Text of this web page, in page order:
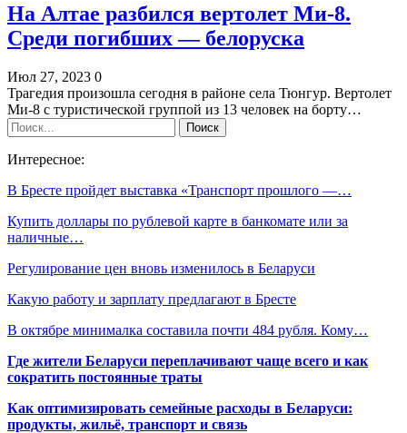
На Алтае разбился вертолет Ми-8.
Среди погибших — белоруска
Июл 27, 2023 0
Трагедия произошла сегодня в районе села Тюнгур. Вертолет
Ми-8 с туристической группой из 13 человек на борту…
Интересное:
В Бресте пройдет выставка «Транспорт прошлого —…
Купить доллары по рублевой карте в банкомате или за
наличные…
Регулирование цен вновь изменилось в Беларуси
Какую работу и зарплату предлагают в Бресте
В октябре минималка составила почти 484 рубля. Кому…
Где жители Беларуси переплачивают чаще всего и как
сократить постоянные траты
Как оптимизировать семейные расходы в Беларуси:
продукты, жильё, транспорт и связь